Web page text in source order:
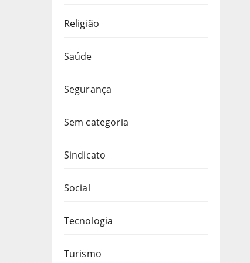
Religião
Saúde
Segurança
Sem categoria
Sindicato
Social
Tecnologia
Turismo